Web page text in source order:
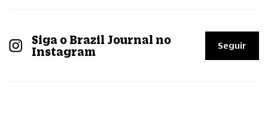
Siga o Brazil Journal no
Instagram
Seguir